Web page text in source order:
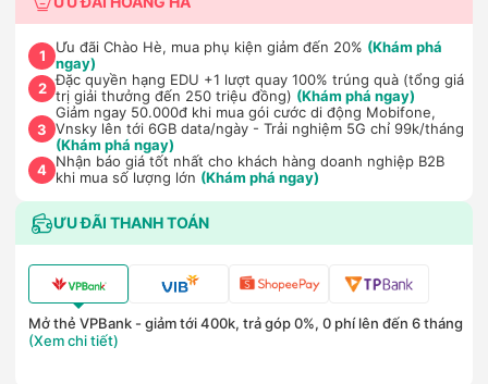
1 Ưu đãi Chào Hè, mua phụ kiện giảm đến 20% (Khám phá
ngay)
2 Đặc quyền hạng EDU +1 lượt quay 100% trúng quà (tổng giá
trị giải thưởng đến 250 triệu đồng) (Khám phá ngay)
3
Giảm ngay 50.000đ khi mua gói cước di động Mobifone,
Vnsky lên tới 6GB data/ngày - Trải nghiệm 5G chỉ 99k/tháng
(Khám phá ngay)
4 Nhận báo giá tốt nhất cho khách hàng doanh nghiệp B2B
khi mua số lượng lớn (Khám phá ngay)
ƯU ĐÃI THANH TOÁN
Mở thẻ VPBank - giảm tới 400k, trả góp 0%, 0 phí lên đến 6 tháng
(Xem chi tiết)